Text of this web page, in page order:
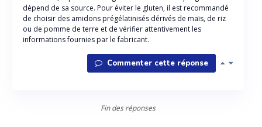
dépend de sa source. Pour éviter le gluten, il est recommandé
de choisir des amidons prégélatinisés dérivés de maïs, de riz
ou de pomme de terre et de vérifier attentivement les
informations fournies par le fabricant.
Commenter cette réponse
Fin des réponses